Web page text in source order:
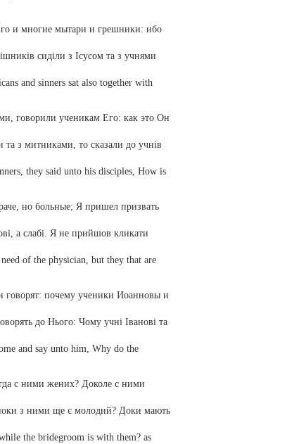
и многие мытари и грешники: ибо
сиділи з Ісусом та з учнями
and sinners sat also together with
говорили ученикам Его: как это Он
з митниками, то сказали до учнів
they said unto his disciples, How is
но больные; Я пришел призвать
а слабі. Я не прийшов кликати
of the physician, but they that are
почему ученики Иоанновы и
до Нього: Чому учні Іванові та
and say unto him, Why do the
с ними жених? Доколе с ними
з ними ще є молодий? Доки мають
the bridegroom is with them? as